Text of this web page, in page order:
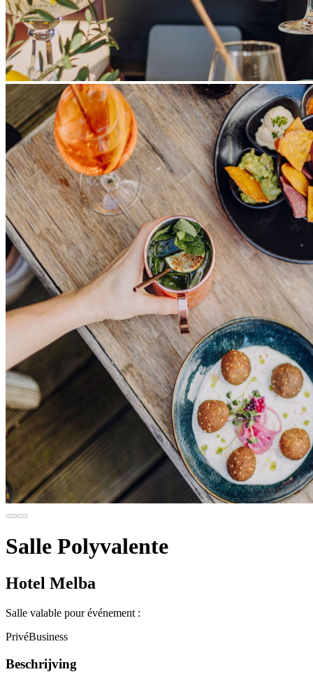
Salle Polyvalente
Hotel Melba
Salle valable pour événement :
PrivéBusiness
Beschrijving